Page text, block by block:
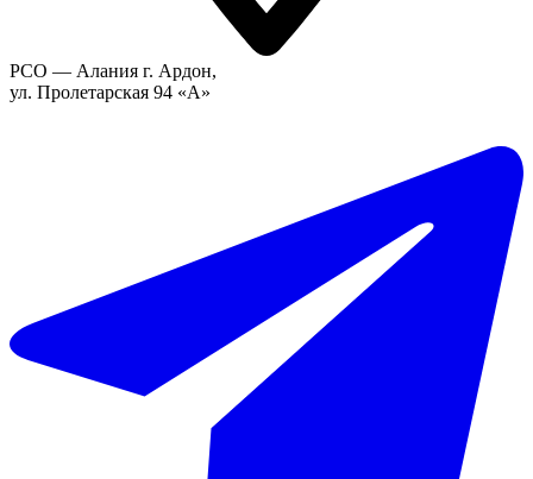
РСО — Алания г. Ардон,
ул. Пролетарская 94 «А»